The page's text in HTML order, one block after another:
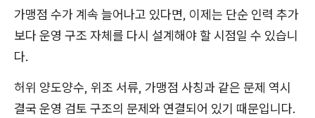
가맹점 수가 계속 늘어나고 있다면, 이제는 단순 인력 추가
보다 운영 구조 자체를 다시 설계해야 할 시점일 수 있습니
다.
허위 양도양수, 위조 서류, 가맹점 사칭과 같은 문제 역시
결국 운영 검토 구조의 문제와 연결되어 있기 때문입니다.